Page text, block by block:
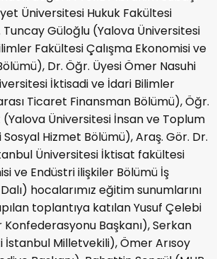
Üniversitesi Hukuk Fakültesi
Tuncay Güloğlu (Yalova Üniversitesi
Fakültesi Çalışma Ekonomisi ve
Dr. Öğr. Üyesi Ömer Nasuhi
İktisadi ve İdari Bilimler
Ticaret Finansman Bölümü), Öğr.
(Yalova Üniversitesi İnsan ve Toplum
Hizmet Bölümü), Araş. Gör. Dr.
Üniversitesi İktisat fakültesi
ve Endüstri ilişkiler Bölümü İş
hocalarımız eğitim sunumlarını
toplantıya katılan Yusuf Çelebi
Başkanı), Serkan
İstanbul Milletvekili), Ömer Arısoy